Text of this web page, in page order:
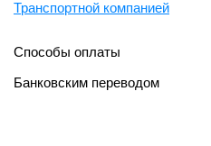
Транспортной компанией
Способы оплаты
Банковским переводом